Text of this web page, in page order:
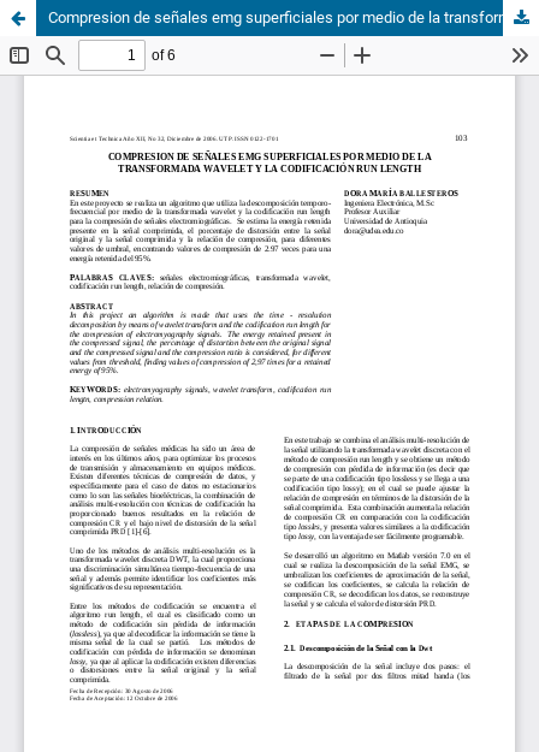
Compresion de señales emg superficiales por medio de la transformada wavelet y la codificación run length